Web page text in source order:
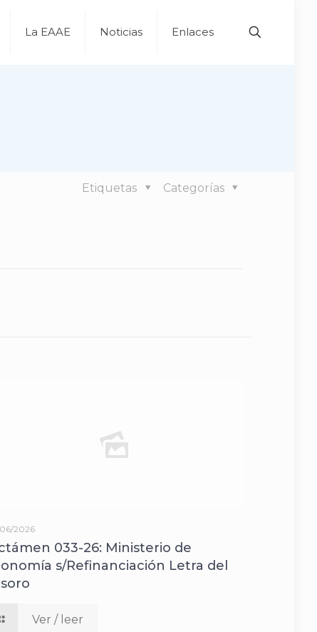
La EAAE Noticias Enlaces
Categorías
Etiquetas
2026
033-26: Ministerio de
s/Refinanciación Letra del
Ver / leer